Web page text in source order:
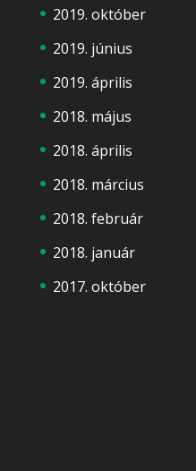
2019. október
2019. június
2019. április
2018. május
2018. április
2018. március
2018. február
2018. január
2017. október